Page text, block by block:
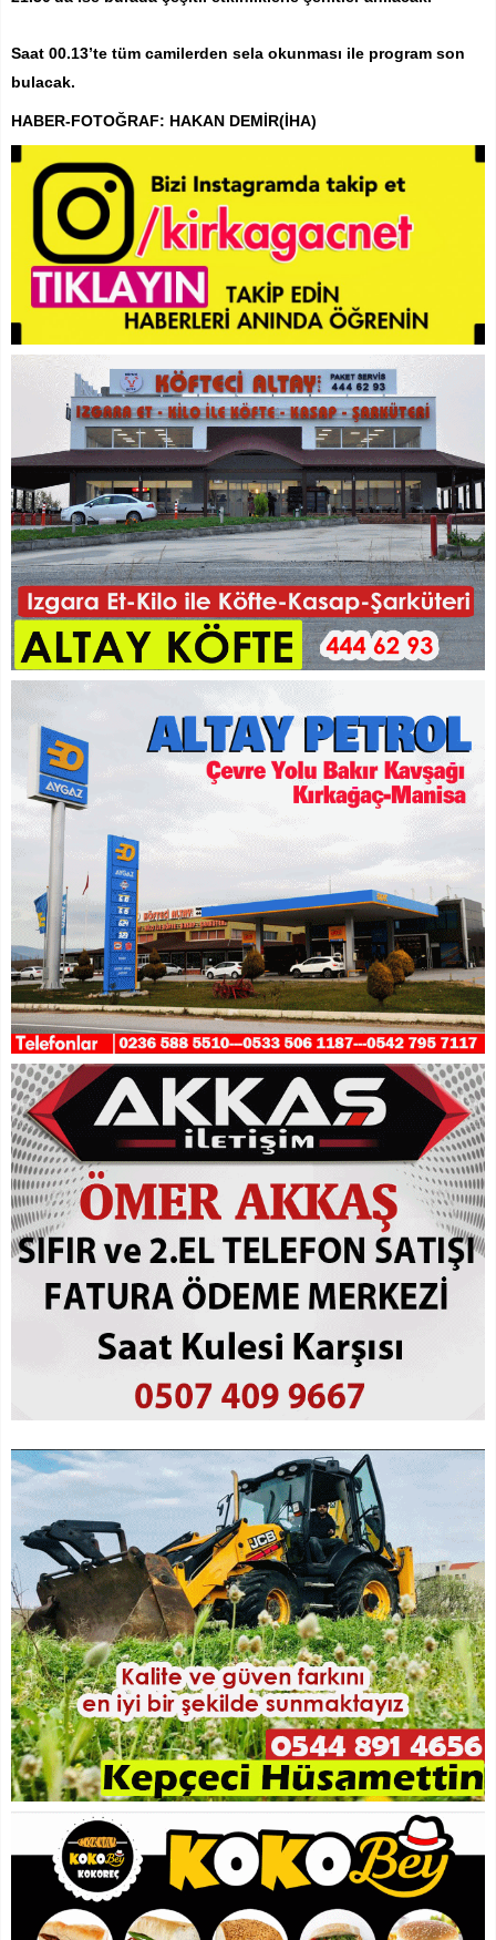
Saat 00.13’te tüm camilerden sela okunması ile program son
bulacak.
HABER-FOTOĞRAF: HAKAN DEMİR(İHA)